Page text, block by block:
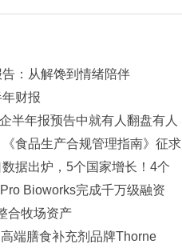
：从解馋到情绪陪伴
财报
半年报预告中就有人翻盘有人
食品生产合规管理指南》征求
据出炉，5个国家增长！4个
Bioworks完成千万级融资
合牧场资产
端膳食补充剂品牌Thorne